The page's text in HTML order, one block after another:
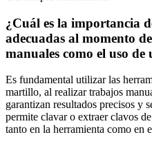
¿Cuál es la importancia
adecuadas al momento
manuales como el uso
Es fundamental utilizar las
martillo, al realizar trabajos
garantizan resultados precisos y
permite clavar o extraer clavos
tanto en la herramienta como en